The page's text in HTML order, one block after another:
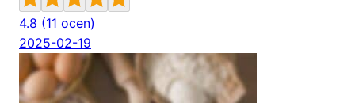
4.8 (11 ocen)
2025-02-19